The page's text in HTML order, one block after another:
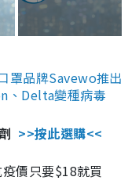
罩品牌Savewo推出
、Delta變種病毒
>>按此選購<<
價只要$18就買